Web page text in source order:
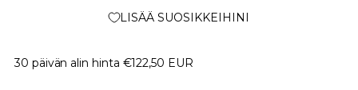
LISÄÄ SUOSIKKEIHINI
30 päivän alin hinta €122,50 EUR